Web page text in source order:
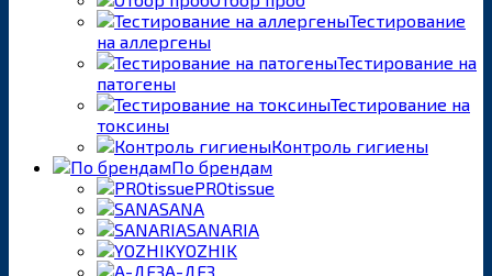
Тестирование
на аллергены
Тестирование на
патогены
Тестирование на
токсины
Контроль гигиены
По брендам
PROtissue
SANA
SANARIA
YOZHIK
А-ДЕЗ